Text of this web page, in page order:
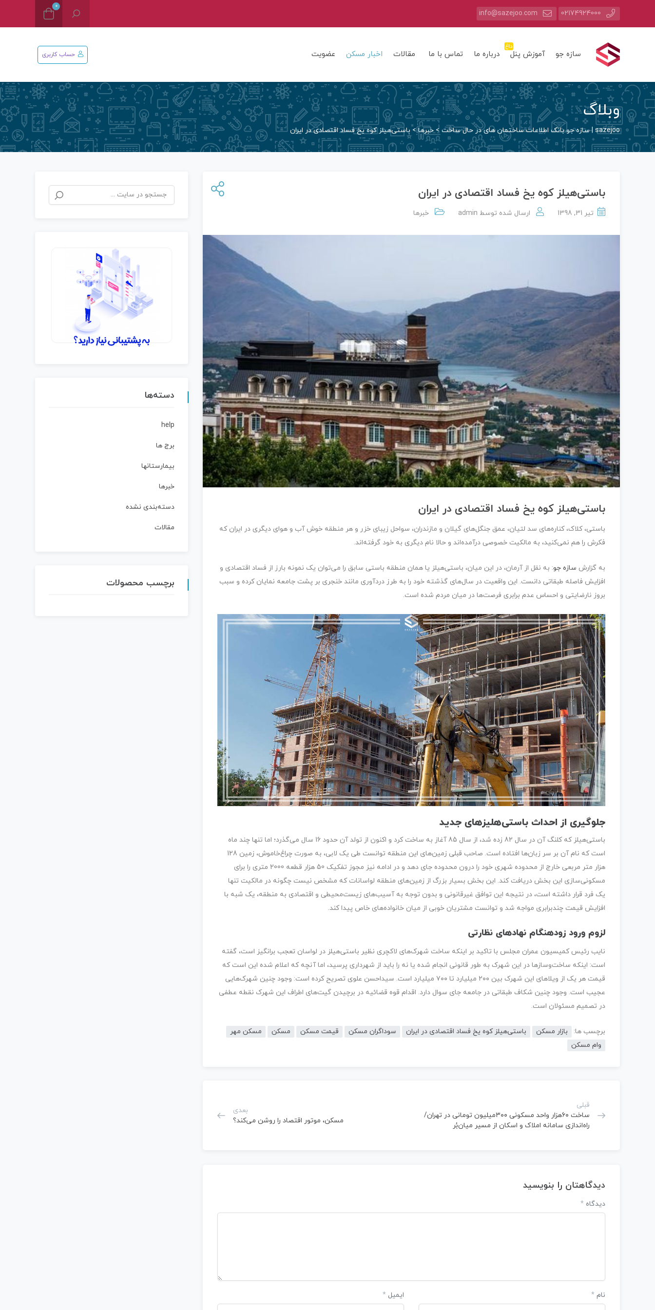
02174924000
info@sazejoo.com
0
سازه جو آموزش پنل
داغ
درباره ما تماس با ما مقالات اخبار مسکن عضویت حساب کاربری
وبلاگ
sazejoo | سازه جو بانک اطلاعات ساختمان های در حال ساخت >خبرها> باستی‌هیلز کوه یخ فساد اقتصادی در ایران
باستی‌هیلز کوه یخ فساد اقتصادی در ایران
تیر 31, 1398 ارسال شده توسط admin خبرها
باستی‌هیلز کوه یخ فساد اقتصادی در ایران
باستی، کلاک، کناره‌های سد لتیان، عمق جنگل‌های گیلان و مازندران، سواحل زیبای خزر و هر منطقه خوش آب و هوای دیگری در ایران که
فکرش را هم نمی‌کنید، به مالکیت خصوصی درآمده‌اند و حالا نام دیگری به خود گرفته‌اند.
به گزارش سازه جو: به نقل از آرمان، در این میان، باستی‌هیلز یا همان منطقه باستی سابق را می‌توان یک نمونه بارز از فساد اقتصادی و
افزایش فاصله طبقاتی دانست. این واقعیت در سال‌های گذشته خود را به طرز دردآوری مانند خنجری بر پشت جامعه نمایان کرده و سبب
بروز نارضایتی و احساس عدم برابری فرصت‌ها در میان مردم شده است.
جلوگیری از احداث باستی‌هلیزهای جدید
باستی‌هیلز که کلنگ آن در سال 82 زده شد، از سال 85 آغاز به ساخت کرد و اکنون از تولد آن حدود 16 سال می‌گذرد؛ اما تنها چند ماه
است که نام آن بر سر زبان‌ها افتاده است. صاحب قبلی زمین‌های این منطقه توانست طی یک لابی، به صورت چراغ‌خاموش، زمین 128
هزار متر مربعی خارج از محدوده شهری خود را درون محدوده جای دهد و در ادامه نیز مجوز تفکیک 50 هزار قطعه 2000 متری را برای
مسکونی‌سازی این بخش دریافت کند. این بخش بسیار بزرگ از زمین‌های منطقه لواسانات که مشخص نیست چگونه در مالکیت تنها
یک فرد قرار داشته است، در نتیجه این توافق غیرقانونی و بدون توجه به آسیب‌های زیست‌محیطی و اقتصادی به منطقه، یک شبه با
افزایش قیمت چندبرابری مواجه شد و توانست مشتریان خوبی از میان خانواده‌های خاص پیدا کند.
لزوم ورود زودهنگام نهادهای نظارتی
نایب رئیس کمیسیون عمران مجلس با تاکید بر اینکه ساخت شهرک‌های لاکچری نظیر باستی‌‌هیلز در لواسان تعجب برانگیز است، گفته
است: اینکه ساخت‌وسازها در این شهرک به طور قانونی انجام شده یا نه را باید از شهرداری پرسید، اما آنچه که اعلام شده این است که
قیمت هر یک از ویلاهای این شهرک بین ۲۰۰ میلیارد تا ۷۰۰ میلیارد است. سیداحسن علوی تصریح کرده است: وجود چنین شهرک‌هایی
عجیب است. وجود چنین شکاف طبقاتی در جامعه جای سوال دارد. اقدام قوه قضائیه در برچیدن گیت‌های اطراف این شهرک نقطه عطفی
در تصمیم مسئولان است.
برچسب ها: بازار مسکن باستی‌هیلز کوه یخ فساد اقتصادی در ایران سوداگران مسکن قیمت مسکن مسکن
مسکن مهر
وام مسکن
قبلی
ساخت ۶۰هزار واحد مسکونی ۳۰۰میلیون تومانی در تهران/
راه‌اندازی سامانه املاک و اسکان از مسیر میان‌بُر
بعدی
مسکن، موتور اقتصاد را روشن می‌کند؟
دیدگاهتان را بنویسید
دیدگاه *
نام * ایمیل *
دسته‌ها
help
برج ها
بیمارستانها
خبرها
دسته‌بندی نشده
مقالات
برچسب محصولات